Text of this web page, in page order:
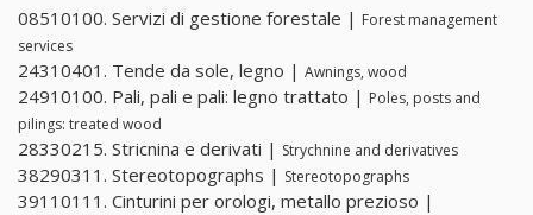
08510100. Servizi di gestione forestale | Forest management
services
24310401. Tende da sole, legno | Awnings, wood
24910100. Pali, pali e pali: legno trattato | Poles, posts and
pilings: treated wood
28330215. Stricnina e derivati | Strychnine and derivatives
38290311. Stereotopographs | Stereotopographs
39110111. Cinturini per orologi, metallo prezioso |